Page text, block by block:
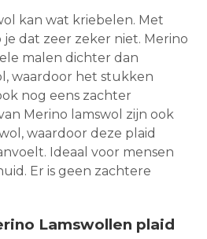
kan wat kriebelen. Met
dat zeer zeker niet. Merino
malen dichter dan
waardoor het stukken
nog eens zachter
Merino lamswol zijn ook
waardoor deze plaid
Ideaal voor mensen
Er is geen zachtere
Lamswollen plaid